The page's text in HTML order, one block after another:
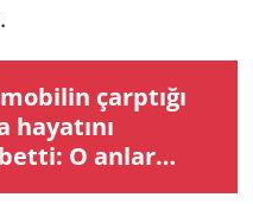
çarptığı
hayatını
O anlar